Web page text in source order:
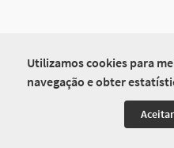
Utilizamos cookies para
navegação e obter